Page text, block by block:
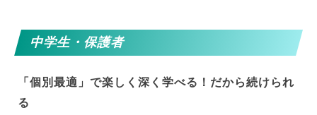
中学生・保護者
「個別最適」で楽しく深く学べる！だから続けられ
る